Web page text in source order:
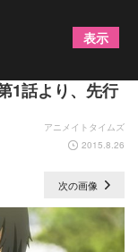
像で！ 10月新
1話より、先行
アニメイトタイムズ
2015.8.26
次の画像
表示